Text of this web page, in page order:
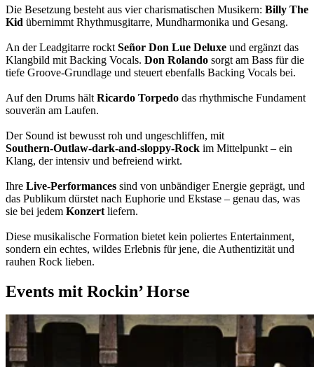
Die Besetzung besteht aus vier charismatischen Musikern: Billy The
Kid übernimmt Rhythmusgitarre, Mundharmonika und Gesang.
An der Leadgitarre rockt Señor Don Lue Deluxe und ergänzt das
Klangbild mit Backing Vocals. Don Rolando sorgt am Bass für die
tiefe Groove-Grundlage und steuert ebenfalls Backing Vocals bei.
Auf den Drums hält Ricardo Torpedo das rhythmische Fundament
souverän am Laufen.
Der Sound ist bewusst roh und ungeschliffen, mit
Southern‑Outlaw‑dark‑and‑sloppy‑Rock im Mittelpunkt – ein
Klang, der intensiv und befreiend wirkt.
Ihre Live‑Performances sind von unbändiger Energie geprägt, und
das Publikum dürstet nach Euphorie und Ekstase – genau das, was
sie bei jedem Konzert liefern.
Diese musikalische Formation bietet kein poliertes Entertainment,
sondern ein echtes, wildes Erlebnis für jene, die Authentizität und
rauhen Rock lieben.
Events mit Rockin’ Horse